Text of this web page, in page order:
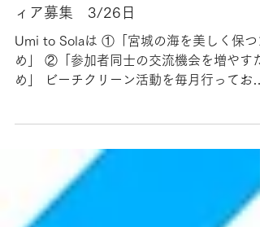
2023年2月24日
ビーチクリーン（海岸清掃）ボランテ
Umi to Solaは ①「宮城の海を美しく保つ
め」 ビーチクリーン活動を毎月行っており
ます。 私たちと一緒に楽しみながら海をき
れいにしませんか？🏖 【スケジュール】 3
月26日(日) 14:00〜15:30...